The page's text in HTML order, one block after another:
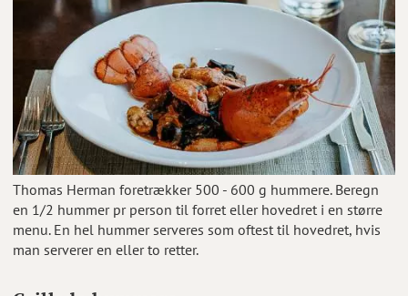
Thomas Herman foretrækker 500 - 600 g hummere. Beregn
en 1/2 hummer pr person til forret eller hovedret i en større
menu. En hel hummer serveres som oftest til hovedret, hvis
man serverer en eller to retter.